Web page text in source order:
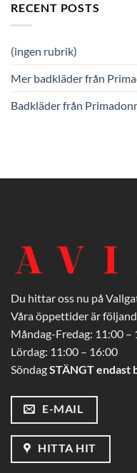
RECENT POSTS
(ingen rubrik)
Mer badkläder från
Badkläder från
Du hittar oss nu på
Våra öppettider är
Måndag-Fredag: 11:00 –
Lördag: 11:00 – 16:00
SöndagSTÄNGT endast
E-MAIL
HITTA HIT